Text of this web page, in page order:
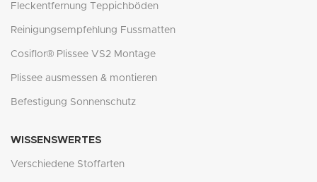
Fleckentfernung Teppichböden
Reinigungsempfehlung Fussmatten
Cosiflor® Plissee VS2 Montage
Plissee ausmessen & montieren
Befestigung Sonnenschutz
WISSENSWERTES
Verschiedene Stoffarten